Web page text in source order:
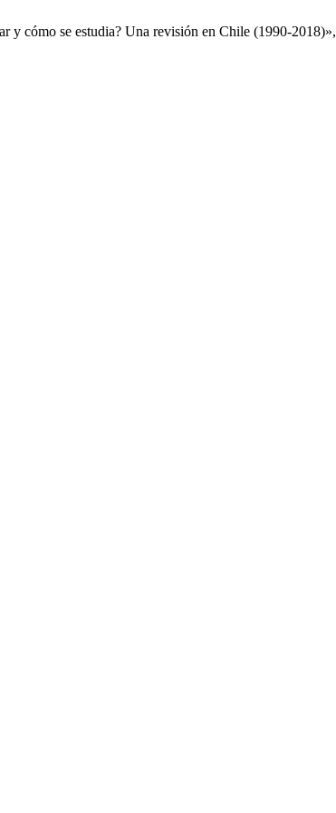
y cómo se estudia? Una revisión en Chile (1990-2018)»,